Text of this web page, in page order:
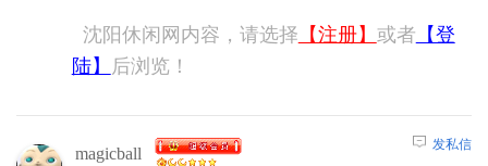
沈阳休闲网内容，请选择 【注册】 或者 【登
陆】
后浏览！
magicball 发私信